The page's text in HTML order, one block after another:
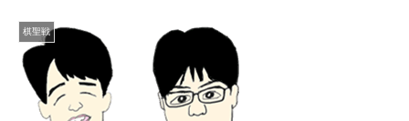
棋聖戦